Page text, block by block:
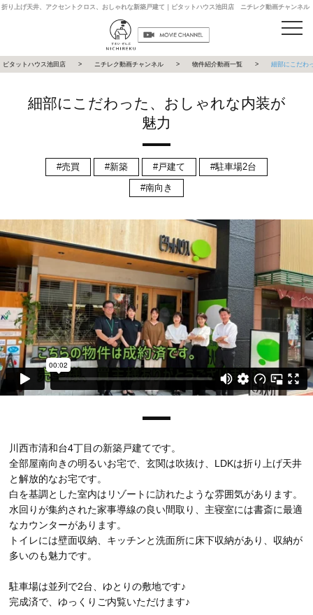
折り上げ天井、アクセントクロス、おしゃれな新築戸建て｜ピタットハウス池田店 ニチレク動画チャンネル
ピタットハウス池田店 ニチレク動画チャンネル 物件紹介動画一覧 細部にこだわ
細部にこだわった、おしゃれな内装が
魅力
売買 新築 戸建て
駐車場2台
南向き
川西市清和台4丁目の新築戸建てです。
全部屋南向きの明るいお宅で、玄関は吹抜け、LDKは折り上げ天井
と解放的なお宅です。
白を基調とした室内はリゾートに訪れたような雰囲気があります。
水回りが集約された家事導線の良い間取り、主寝室には書斎に最適
なカウンターがあります。
トイレには壁面収納、キッチンと洗面所に床下収納があり、収納が
多いのも魅力です。
駐車場は並列で2台、ゆとりの敷地です♪
完成済で、ゆっくりご内覧いただけます♪